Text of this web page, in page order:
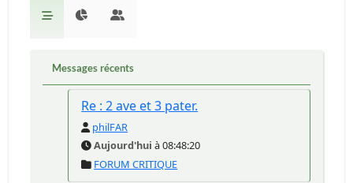
Messages récents
Re : 2 ave et 3 pater.
philFAR
Aujourd'hui à 08:48:20
FORUM CRITIQUE